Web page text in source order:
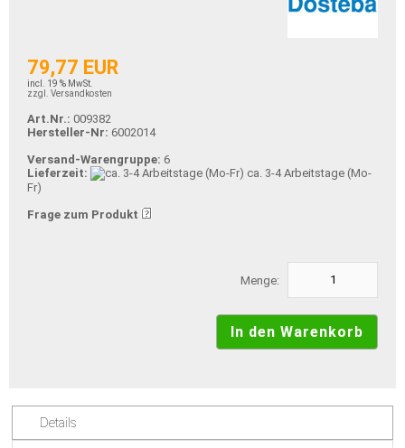
79,77 EUR
incl. 19 % MwSt.
zzgl. Versandkosten
Art.Nr.: 009382
Hersteller-Nr: 6002014
Versand-Warengruppe: 6
Lieferzeit:
ca. 3-4 Arbeitstage (Mo-
Fr)
Frage zum Produkt
Menge:
Details